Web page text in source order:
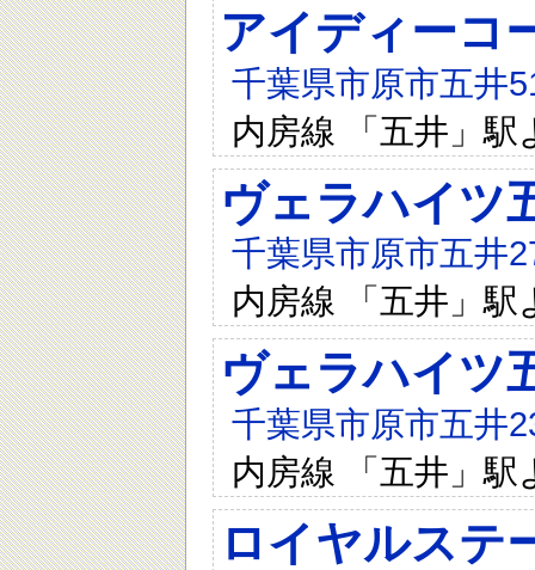
アイディーコ
千葉県市原市五井
内房線 「五井」駅
ヴェラハイツ
千葉県市原市五井
内房線 「五井」駅
ヴェラハイツ
千葉県市原市五井
内房線 「五井」駅
ロイヤルステ